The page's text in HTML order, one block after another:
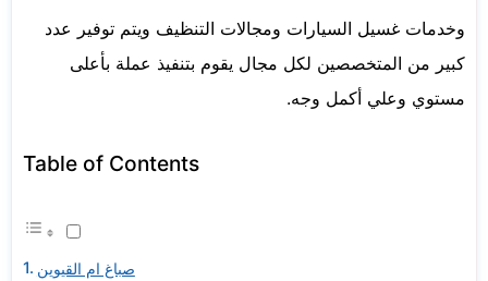
وخدمات غسيل السيارات ومجالات التنظيف ويتم توفير عدد
كبير من المتخصصين لكل مجال يقوم بتنفيذ عملة بأعلى
مستوي وعلي أكمل وجه.
Table of Contents
صباغ ام القيوين